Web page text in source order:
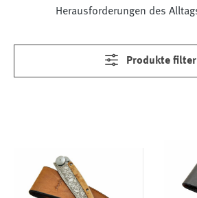
Herausforderungen des
Produkte